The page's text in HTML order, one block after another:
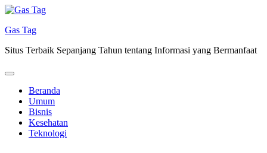
Skip
content
Gas Tag
Situs Terbaik Sepanjang Tahun tentang Informasi yang Bermanfaat
Beranda
Umum
Bisnis
Kesehatan
Teknologi